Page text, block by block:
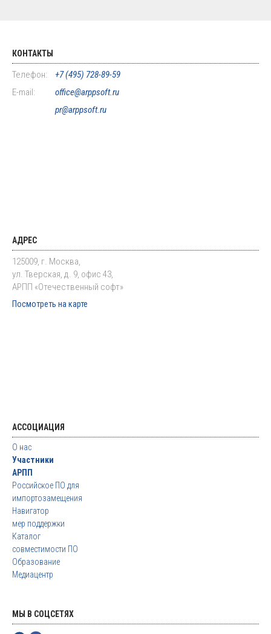
КОНТАКТЫ
Телефон:
+7 (495) 728-89-59
E-mail:
office@arppsoft.ru
pr@arppsoft.ru
АДРЕС
125009, г. Москва,
ул. Тверская, д. 9, офис 43,
АРПП «Отечественный софт»
Посмотреть на карте
АССОЦИАЦИЯ
О нас
Участники
АРПП
Российское ПО для
импортозамещения
Навигатор
мер поддержки
Каталог
совместимости ПО
Образование
Медиацентр
МЫ В СОЦСЕТЯХ